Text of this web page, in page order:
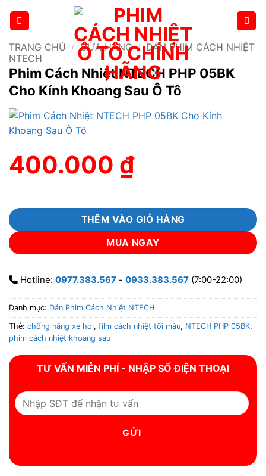
dungTRANG CHỦ / CỬA HÀNG / DÁN PHIM CÁCH NHIỆT
NTECH
Phim Cách Nhiệt NTECH PHP 05BK
Cho Kính Khoang Sau Ô Tô
400.000 ₫
THÊM VÀO GIỎ HÀNG
MUA NGAY
Hotline: 0977.383.567 - 0933.383.567 (7:00-22:00)
Danh mục: Dán Phim Cách Nhiệt NTECH
Thẻ: chống nắng xe hơi, film cách nhiệt tối màu, NTECH PHP 05BK,
phim cách nhiệt khoang sau
TƯ VẤN MIỄN PHÍ - NHẬP SỐ ĐIỆN THOẠI